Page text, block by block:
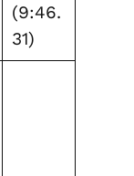
(9:46.
31)